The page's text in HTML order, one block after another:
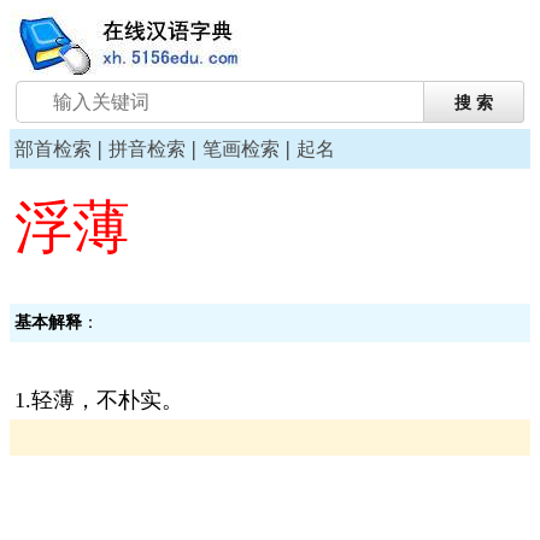
部首检索 | 拼音检索 | 笔画检索 | 起名
浮薄
基本解释 ：
1.轻薄，不朴实。